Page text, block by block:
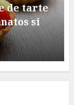
de tarte
si